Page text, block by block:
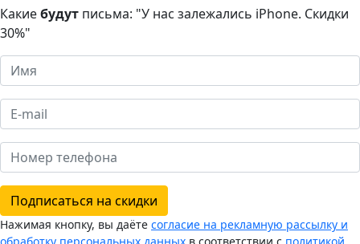
Какиебудут письма: "У нас залежались iPhone. Скидки
30%"
Подписаться на скидки
Нажимая кнопку, вы даёте согласие на рекламную рассылку и